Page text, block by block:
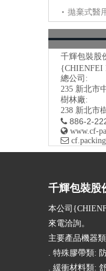
拋棄式醫
千輝包裝股
{CHIENFEI
總公司:
235 新北市
樹林廠:
238 新北市
 886-2-
 www.cf-

千輝包裝股
本公司
來電洽詢。
主要產品機器
. 特殊膠帶類:
. 緩衝材料類: